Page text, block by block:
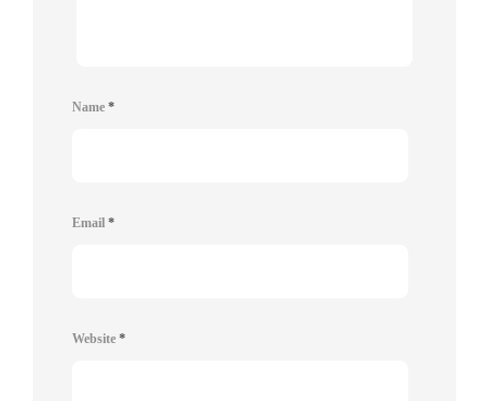
Name *
Email *
Website *